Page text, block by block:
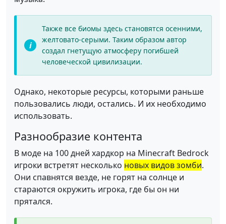
Также все биомы здесь становятся осенними,
желтовато-серыми. Таким образом автор
создал гнетущую атмосферу погибшей
человеческой цивилизации.
Однако, некоторые ресурсы, которыми раньше
пользовались люди, остались. И их необходимо
использовать.
Разнообразие контента
В моде на 100 дней хардкор на Minecraft Bedrock
игроки встретят несколько новых видов зомби.
Они спавнятся везде, не горят на солнце и
стараются окружить игрока, где бы он ни
прятался.